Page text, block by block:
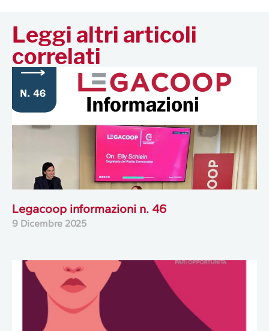
Leggi altri articoli
correlati
Legacoop informazioni n. 46
9 Dicembre 2025